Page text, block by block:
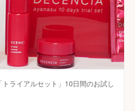
トライアルセット」10日間のお試し